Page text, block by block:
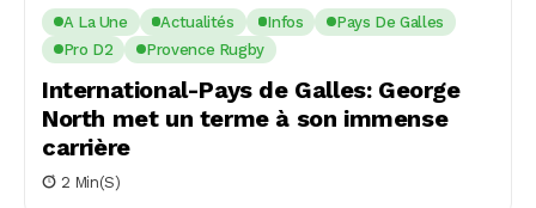
A La Une Actualités Infos
Pays De Galles
Pro D2
Provence Rugby
International-Pays de Galles: George
North met un terme à son immense
carrière
2 Min(s)